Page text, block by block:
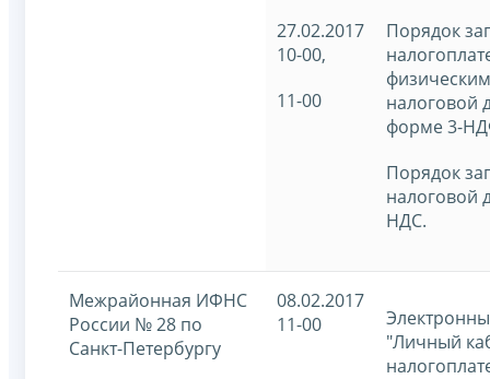
27.02.2017
10-00,
11-00
Порядок
налоговой
форме 3-
Порядок
налоговой
НДС.
Межрайонная ИФНС
России № 28 по
Санкт-Петербургу
08.02.2017
11-00
"Личный